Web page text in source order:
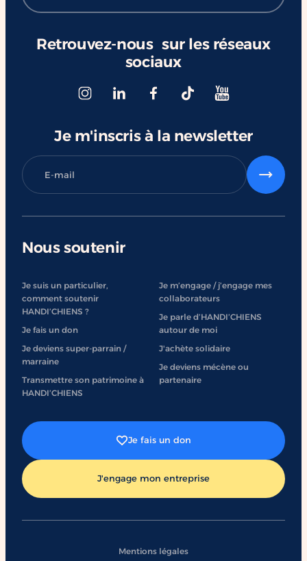
Retrouvez-nous sur les réseaux
sociaux
Je m'inscris à la newsletter
Nous soutenir
Je suis un particulier,
comment soutenir
HANDI’CHIENS ?
Je fais un don
Je deviens super-parrain /
marraine
Transmettre son patrimoine à
HANDI’CHIENS
Je m’engage / j’engage mes
collaborateurs
Je parle d’HANDI’CHIENS
autour de moi
J'achète solidaire
Je deviens mécène ou
partenaire
Je fais un don
J'engage mon entreprise
Mentions légales